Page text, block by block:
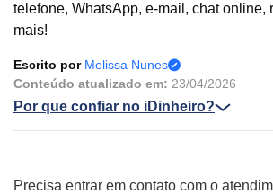
telefone, WhatsApp, e-mail, chat online,
mais!
Escrito por Melissa Nunes
Conteúdo atualizado em: 23/04/2026
Por que confiar no iDinheiro?
Precisa entrar em contato com o